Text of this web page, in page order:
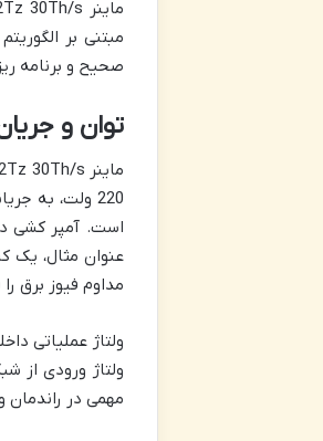
صحیح و برنامه
توان و
ماینر T2Tz 30Th/s به طور معمول توانی در حدود
220 ولت، به جریانی معادل تقریباً
است. آمپر کشی
عنوان مثال، یک
مداوم فیوز برق
مهمی در راندمان